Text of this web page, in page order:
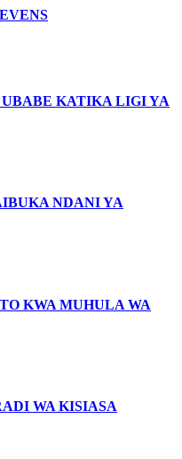
KATIKA LIGI YA
NDANI YA
KWA MUHULA WA
WA KISIASA